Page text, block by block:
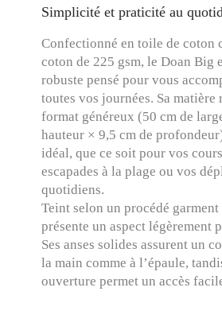
Simplicité et praticité au
Confectionné en toile de coton
coton de 225 gsm, le Doan Big
robuste pensé pour vous
toutes vos journées. Sa matière
format généreux (50 cm de
hauteur × 9,5 cm de
idéal, que ce soit pour vos
escapades à la plage ou vos
quotidiens.
Teint selon un procédé
présente un aspect légèrement
Ses anses solides assurent un
la main comme à l’épaule,
ouverture permet un accès